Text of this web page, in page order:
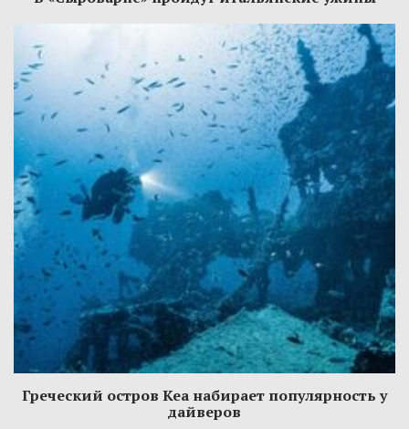
Греческий остров Кеа набирает популярность у
дайверов